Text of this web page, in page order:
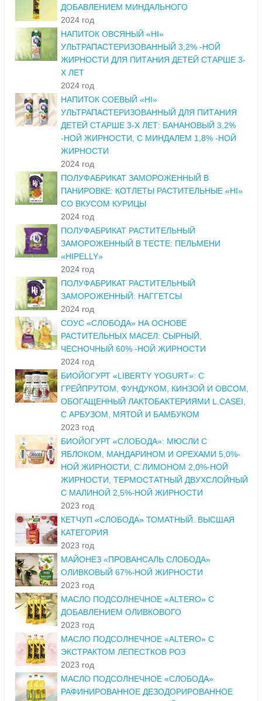
ДОБАВЛЕНИЕМ МИНДАЛЬНОГО
2024 год
НАПИТОК ОВСЯНЫЙ «HI»
УЛЬТРАПАСТЕРИЗОВАННЫЙ 3,2% -НОЙ
ЖИРНОСТИ ДЛЯ ПИТАНИЯ ДЕТЕЙ СТАРШЕ 3-
Х ЛЕТ
2024 год
НАПИТОК СОЕВЫЙ «HI»
УЛЬТРАПАСТЕРИЗОВАННЫЙ ДЛЯ ПИТАНИЯ
ДЕТЕЙ СТАРШЕ 3-Х ЛЕТ: БАНАНОВЫЙ 3,2%
-НОЙ ЖИРНОСТИ, С МИНДАЛЕМ 1,8% -НОЙ
ЖИРНОСТИ
2024 год
ПОЛУФАБРИКАТ ЗАМОРОЖЕННЫЙ В
ПАНИРОВКЕ: КОТЛЕТЫ РАСТИТЕЛЬНЫЕ «HI»
СО ВКУСОМ КУРИЦЫ
2024 год
ПОЛУФАБРИКАТ РАСТИТЕЛЬНЫЙ
ЗАМОРОЖЕННЫЙ В ТЕСТЕ: ПЕЛЬМЕНИ
«HIPELLY»
2024 год
ПОЛУФАБРИКАТ РАСТИТЕЛЬНЫЙ
ЗАМОРОЖЕННЫЙ: НАГГЕТСЫ
2024 год
СОУС «СЛОБОДА» НА ОСНОВЕ
РАСТИТЕЛЬНЫХ МАСЕЛ: СЫРНЫЙ,
ЧЕСНОЧНЫЙ 60% -НОЙ ЖИРНОСТИ
2024 год
БИОЙОГУРТ «LIBERTY YOGURT»: С
ГРЕЙПРУТОМ, ФУНДУКОМ, КИНЗОЙ И ОВСОМ,
ОБОГАЩЕННЫЙ ЛАКТОБАКТЕРИЯМИ L.CASEI,
С АРБУЗОМ, МЯТОЙ И БАМБУКОМ
2023 год
БИОЙОГУРТ «СЛОБОДА»: МЮСЛИ С
ЯБЛОКОМ, МАНДАРИНОМ И ОРЕХАМИ 5,0%-
НОЙ ЖИРНОСТИ, С ЛИМОНОМ 2,0%-НОЙ
ЖИРНОСТИ, ТЕРМОСТАТНЫЙ ДВУХСЛОЙНЫЙ
С МАЛИНОЙ 2,5%-НОЙ ЖИРНОСТИ
2023 год
КЕТЧУП «СЛОБОДА» ТОМАТНЫЙ. ВЫСШАЯ
КАТЕГОРИЯ
2023 год
МАЙОНЕЗ «ПРОВАНСАЛЬ СЛОБОДА»
ОЛИВКОВЫЙ 67%-НОЙ ЖИРНОСТИ
2023 год
МАСЛО ПОДСОЛНЕЧНОЕ «ALTERO» С
ДОБАВЛЕНИЕМ ОЛИВКОВОГО
2023 год
МАСЛО ПОДСОЛНЕЧНОЕ «ALTERO» С
ЭКСТРАКТОМ ЛЕПЕСТКОВ РОЗ
2023 год
МАСЛО ПОДСОЛНЕЧНОЕ «СЛОБОДА»
РАФИНИРОВАННОЕ ДЕЗОДОРИРОВАННОЕ